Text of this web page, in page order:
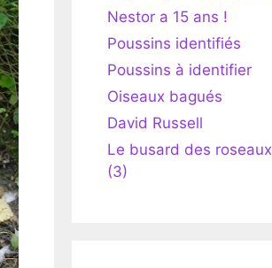
Nestor a 15 ans !
Poussins identifiés
Poussins à identifier
Oiseaux bagués
David Russell
Le busard des roseaux
(3)